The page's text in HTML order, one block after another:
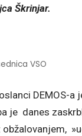
Škrinjar.
VSO
DEMOS-a
je danes